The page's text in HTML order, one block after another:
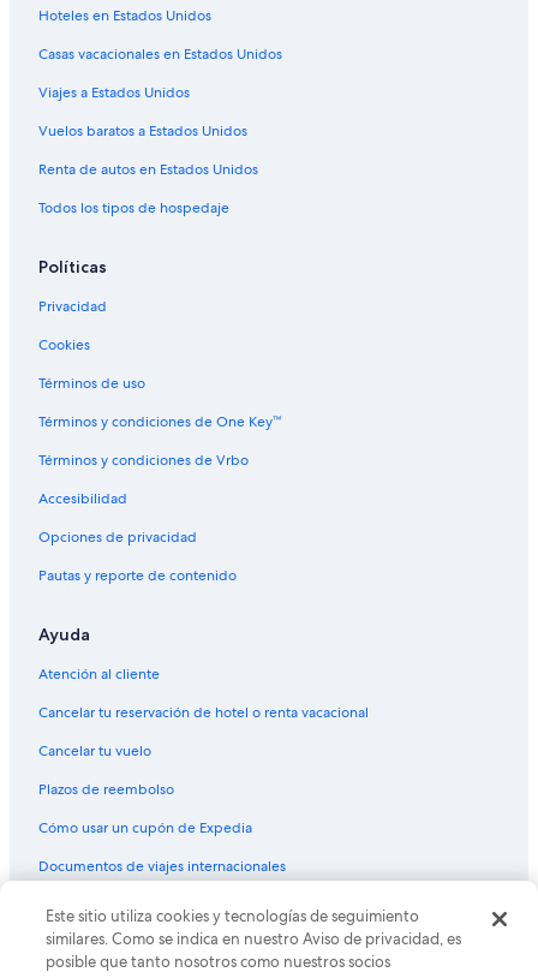
Hoteles con estacionamiento en Friburgo de Brisgovia
Hoteles con sauna en Friburgo de Brisgovia
Hoteles con hidromasaje en Friburgo de Brisgovia
Hoteles gay friendly en Friburgo de Brisgovia
Hoteles para bodas en Friburgo de Brisgovia
Hoteles para fumadores en Friburgo de Brisgovia
Maritim Hotels en Friburgo de Brisgovia
Hoteles en Friburgo de Brisgovia
Villas en Friburgo de Brisgovia
Apartamentos en Estación de tren central Freiburg
Hoteles cerca de Estación de tren central Freiburg
Casas de campo en Friburgo
Cabañas en Günterstal
Hoteles en Günterstal
Hoteles en Estados Unidos
Casas vacacionales en Estados Unidos
Viajes a Estados Unidos
Vuelos baratos a Estados Unidos
Renta de autos en Estados Unidos
Todos los tipos de hospedaje
Políticas
Privacidad
Cookies
Términos de uso
Términos y condiciones de One Key™
Términos y condiciones de Vrbo
Accesibilidad
Opciones de privacidad
Pautas y reporte de contenido
Ayuda
Atención al cliente
Cancelar tu reservación de hotel o renta vacacional
Cancelar tu vuelo
Plazos de reembolso
Cómo usar un cupón de Expedia
Documentos de viajes internacionales
© 2026 Expedia, Inc., una empresa de Expedia Group. Todos los
derechos reservados. Expedia y el logo de Expedia son marcas
registradas o marcas comerciales de Expedia, Inc. CST# 2029030-50.
Este sitio utiliza cookies y tecnologías de seguimiento
similares. Como se indica en nuestro Aviso de privacidad, es
posible que tanto nosotros como nuestros socios